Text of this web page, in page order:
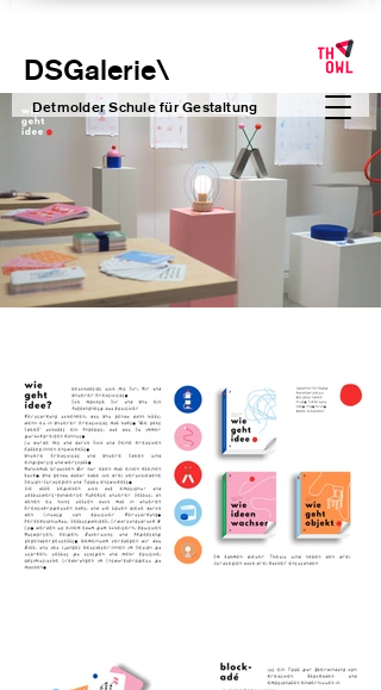
\
DSGalerie
Detmolder Schule für Gestaltung